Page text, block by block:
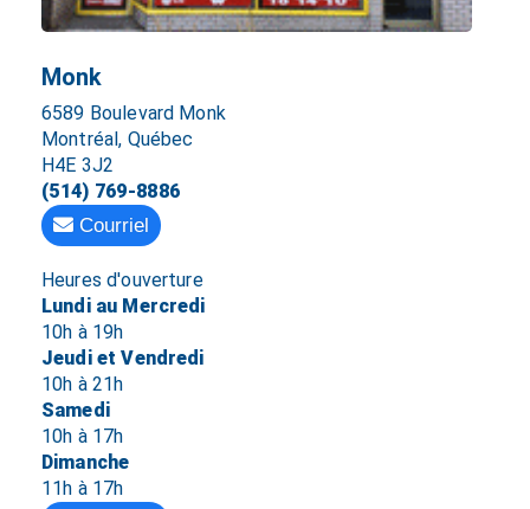
Monk
6589 Boulevard Monk
Montréal, Québec
H4E 3J2
(514) 769-8886
Courriel
Heures d'ouverture
Lundi au Mercredi
10h à 19h
Jeudi et Vendredi
10h à 21h
Samedi
10h à 17h
Dimanche
11h à 17h